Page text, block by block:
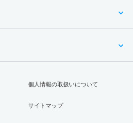
個人情報の取扱いについて
サイトマップ